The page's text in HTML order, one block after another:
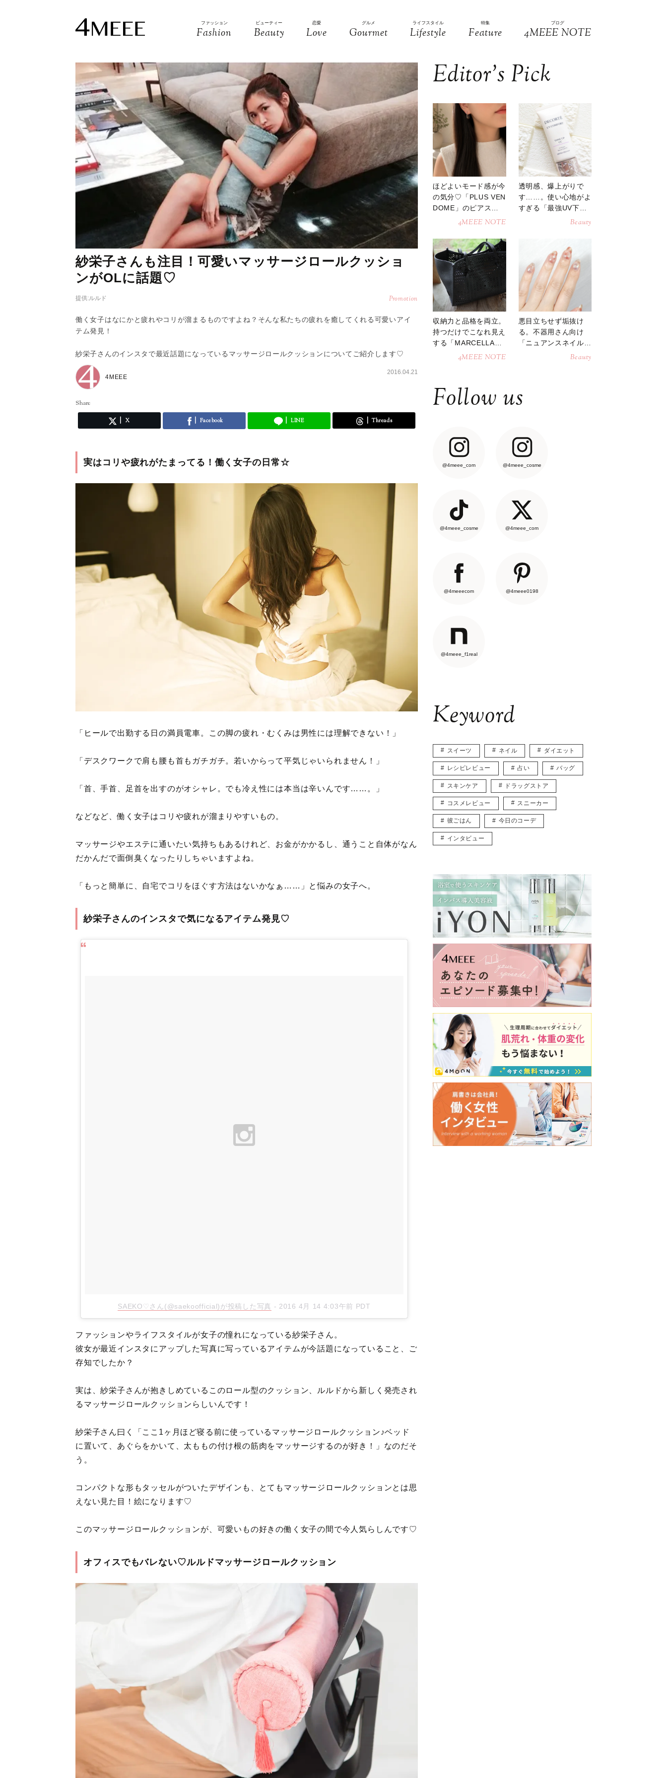
ファッション
Fashion
ビューティー
Beauty
恋愛
Love
グルメ
Gourmet
ライフスタイル
Lifestyle
特集
Feature
ブログ
4MEEE NOTE
紗栄子さんも注目！可愛いマッサージロールクッショ
ンがOLに話題♡
提供:ルルド Promotion
働く女子はなにかと疲れやコリが溜まるものですよね？そんな私たちの疲れを癒してくれる可愛いアイ
テム発見！
紗栄子さんのインスタで最近話題になっているマッサージロールクッションについてご紹介します♡
4MEEE
2016.04.21
Share
X Facebook LINE Threads
実はコリや疲れがたまってる！働く女子の日常☆
「ヒールで出勤する日の満員電車。この脚の疲れ・むくみは男性には理解できない！」
「デスクワークで肩も腰も首もガチガチ。若いからって平気じゃいられません！」
「首、手首、足首を出すのがオシャレ。でも冷え性には本当は辛いんです……。」
などなど、働く女子はコリや疲れが溜まりやすいもの。
マッサージやエステに通いたい気持ちもあるけれど、お金がかかるし、通うこと自体がなん
だかんだで面倒臭くなったりしちゃいますよね。
「もっと簡単に、自宅でコリをほぐす方法はないかなぁ……」と悩みの女子へ。
紗栄子さんのインスタで気になるアイテム発見♡
SAEKO♡さん(@saekoofficial)が投稿した写真 - 2016 4月 14 4:03午前 PDT
ファッションやライフスタイルが女子の憧れになっている紗栄子さん。
彼女が最近インスタにアップした写真に写っているアイテムが今話題になっていること、ご
存知でしたか？
実は、紗栄子さんが抱きしめているこのロール型のクッション、ルルドから新しく発売され
るマッサージロールクッションらしいんです！
紗栄子さん曰く「ここ1ヶ月ほど寝る前に使っているマッサージロールクッション♪ベッド
に置いて、あぐらをかいて、太ももの付け根の筋肉をマッサージするのが好き！」なのだそ
う。
コンパクトな形もタッセルがついたデザインも、とてもマッサージロールクッションとは思
えない見た目！絵になります♡
このマッサージロールクッションが、可愛いもの好きの働く女子の間で今人気らしんです♡
オフィスでもバレない♡ルルドマッサージロールクッション
Editor’s Pick
ほどよいモード感が今
の気分♡「PLUS VEN
DOME」のピアスが
4MEEE NOTE
透明感、爆上がりで
す……。使い心地がよ
すぎる「最強UV下
Beauty
収納力と品格を両立。
持つだけでこなれ見え
する「MARCELLAト
ートバッグ」4MEEE NOTE
悪目立ちせず垢抜け
る。不器用さん向け
「ニュアンスネイル」
Beauty
Follow us
@4meee_com @4meee_cosme
@4meee_cosme @4meee_com
@4meeecom @4meee0198
@4meee_f1real
Keyword
スイーツ ネイル ダイエット
レシピレビュー 占い バッグ
スキンケア ドラッグストア
コスメレビュー スニーカー
彼ごはん 今日のコーデ
インタビュー